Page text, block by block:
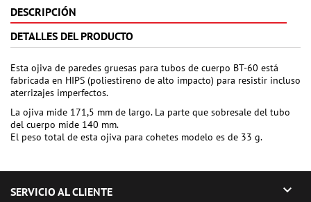
DESCRIPCIÓN
DETALLES DEL PRODUCTO
Esta ojiva de paredes gruesas para tubos de cuerpo BT-60 está
fabricada en HIPS (poliestireno de alto impacto) para resistir incluso
aterrizajes imperfectos.
La ojiva mide 171,5 mm de largo. La parte que sobresale del tubo
del cuerpo mide 140 mm.
El peso total de esta ojiva para cohetes modelo es de 33 g.
SERVICIO AL CLIENTE 